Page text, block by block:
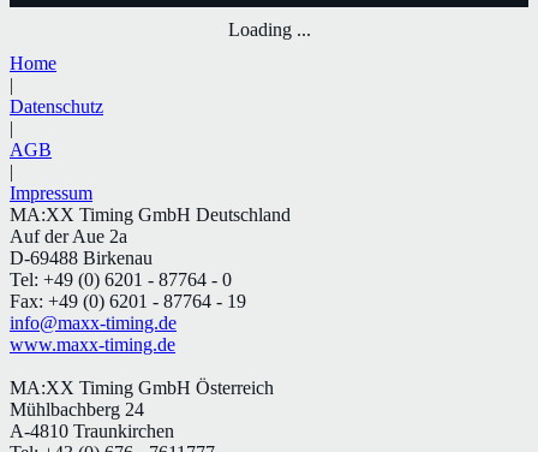
Loading ...
Home
|
Datenschutz
|
AGB
|
Impressum
MA:XX Timing GmbH Deutschland
Auf der Aue 2a
D-69488 Birkenau
Tel: +49 (0) 6201 - 87764 - 0
Fax: +49 (0) 6201 - 87764 - 19
info@maxx-timing.de
www.maxx-timing.de
MA:XX Timing GmbH Österreich
Mühlbachberg 24
A-4810 Traunkirchen